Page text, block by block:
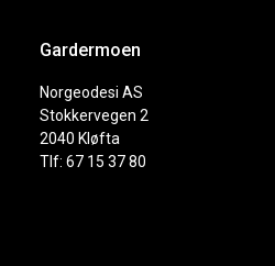
Gardermoen
Norgeodesi AS
Stokkervegen 2
2040 Kløfta
Tlf: 67 15 37 80